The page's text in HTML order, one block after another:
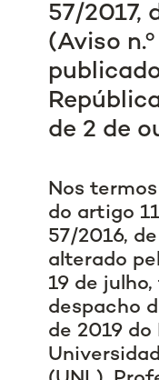
57/2017,
(Aviso
de 2 de
Nos
do artigo
57/2016,
alterado
19 de
despacho
de 2019 do